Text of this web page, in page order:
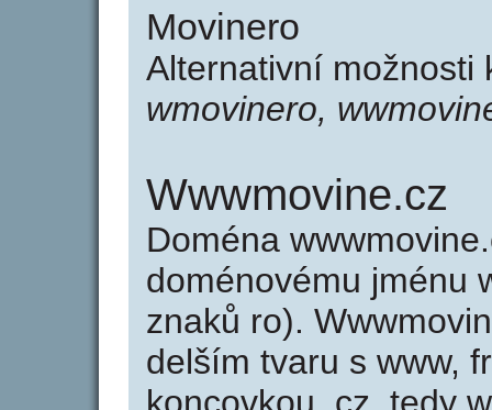
Movinero
Alternativní možnosti
wmovinero,
Wwwmovine.cz
Doména
doménovému jménu
znaků ro).
delším tvaru s www,